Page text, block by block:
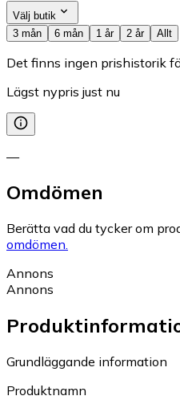
Välj butik
3 mån
6 mån 1 år 2 år Allt
Det finns ingen prishistorik
Lägst nypris just nu
—
Omdömen
Berätta vad du tycker om
omdömen.
Annons
Annons
Grundläggande information
Produktnamn